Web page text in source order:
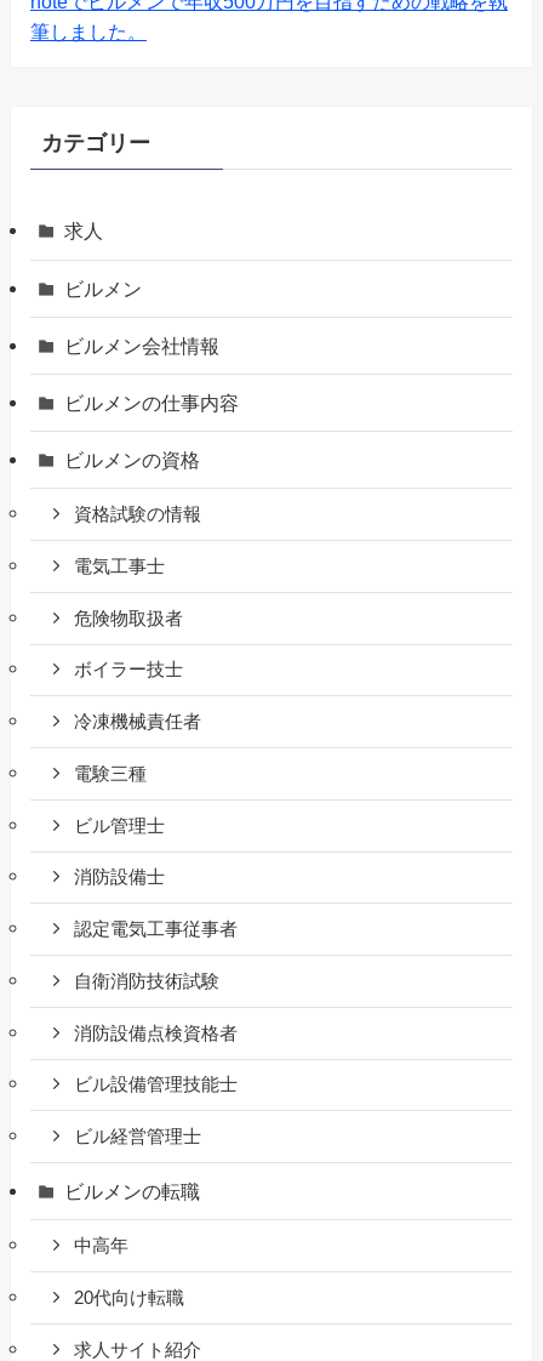
筆しました。
カテゴリー
求人
ビルメン
ビルメン会社情報
ビルメンの仕事内容
ビルメンの資格
資格試験の情報
電気工事士
危険物取扱者
ボイラー技士
冷凍機械責任者
電験三種
ビル管理士
消防設備士
認定電気工事従事者
自衛消防技術試験
消防設備点検資格者
ビル設備管理技能士
ビル経営管理士
ビルメンの転職
中高年
20代向け転職
求人サイト紹介